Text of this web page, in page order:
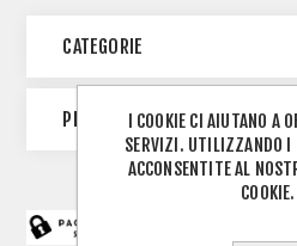
CATEGORIE
PRODUTTORII COOKIE CI AIUTANO A
SERVIZI. UTILIZZANDO I
ACCONSENTITE AL
COOKIE.